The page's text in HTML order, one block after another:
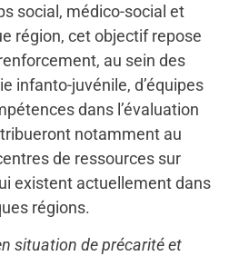
social, médico-social et
région, cet objectif repose
au sein des
infanto-juvénile, d’équipes
dans l’évaluation
notamment au
de ressources sur
existent actuellement dans
régions.
situation de précarité et